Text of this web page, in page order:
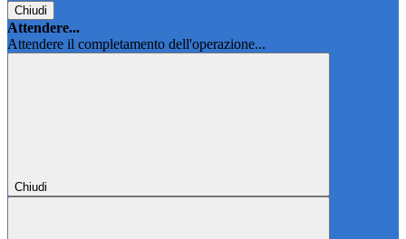
Chiudi
Attendere...
Attendere il completamento dell'operazione...
Chiudi